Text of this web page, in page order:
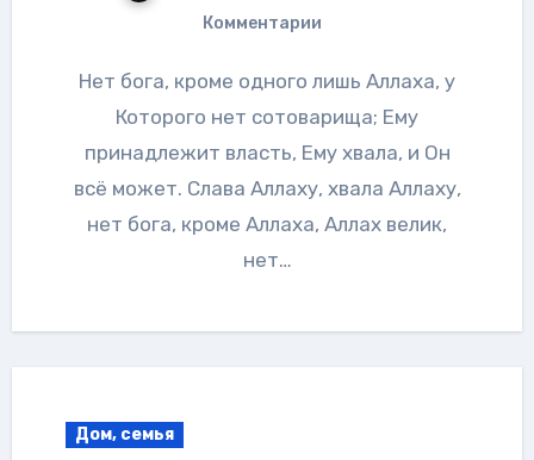
Комментарии
Нет бога, кроме одного лишь Аллаха, у
Которого нет сотоварища; Ему
принадлежит власть, Ему хвала, и Он
всё может. Слава Аллаху, хвала Аллаху,
нет бога, кроме Аллаха, Аллах велик,
нет…
Дом, семья